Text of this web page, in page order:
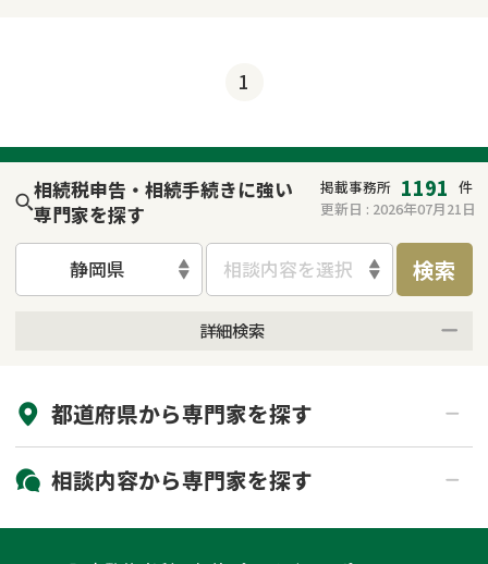
1
相続税申告・相続手続きに強い
専門家を探す
掲載事務所 1191 件
更新日 : 2026年07月21日
静岡県 相談内容を選択 検索
詳細検索
初回相談無料
土日祝の相談可能
都道府県から専門家を探す
北海道・東北
北海道 青森県
関東
相談内容から専門家を探す